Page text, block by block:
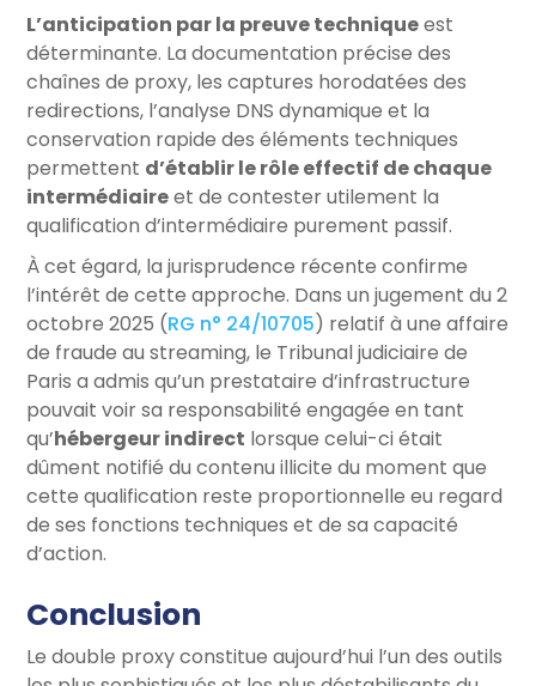
L’anticipation par la preuve techniqueest
déterminante. La documentation précise des
chaînes de proxy, les captures horodatées des
redirections, l’analyse DNS dynamique et la
conservation rapide des éléments techniques
permettent d’établir le rôle effectif de chaque
intermédiaireet de contester utilement la
qualification d’intermédiaire purement passif.
À cet égard, la jurisprudence récente confirme
l’intérêt de cette approche. Dans un jugement du 2
octobre 2025 (RG n° 24/10705) relatif à une affaire
de fraude au streaming, le Tribunal judiciaire de
Paris a admis qu’un prestataire d’infrastructure
pouvait voir sa responsabilité engagée en tant
qu’hébergeur indirect lorsque celui-ci était
dûment notifié du contenu illicite du moment que
cette qualification reste proportionnelle eu regard
de ses fonctions techniques et de sa capacité
d’action.
Conclusion
Le double proxy constitue aujourd’hui l’un des outils